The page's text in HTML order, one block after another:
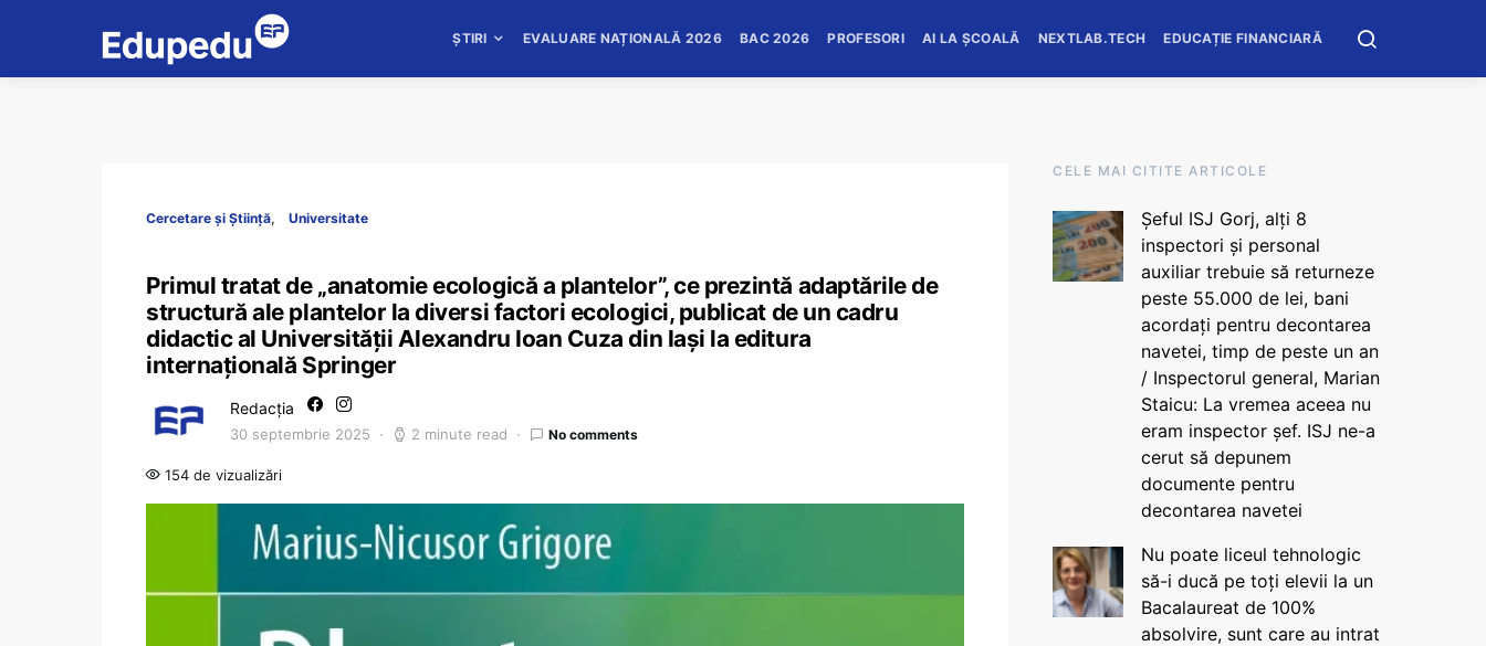
ȘTIRI EVALUARE NAȚIONALĂ 2026 BAC 2026 PROFESORI AI LA ȘCOALĂ NEXTLAB.TECH EDUCAȚIE FINANCIARĂ
Cercetare și Știință Universitate
Primul tratat de „anatomie ecologică a plantelor”, ce prezintă adaptările de
structură ale plantelor la diversi factori ecologici, publicat de un cadru
didactic al Universității Alexandru Ioan Cuza din Iași la editura
internațională Springer
Redacția
30 septembrie 2025 2 minute read No comments
154 de vizualizări
CELE MAI CITITE ARTICOLE
Șeful ISJ Gorj, alți 8
inspectori și personal
auxiliar trebuie să returneze
peste 55.000 de lei, bani
acordați pentru decontarea
navetei, timp de peste un an
/ Inspectorul general, Marian
Staicu: La vremea aceea nu
eram inspector șef. ISJ ne-a
cerut să depunem
documente pentru
decontarea navetei
Nu poate liceul tehnologic
să-i ducă pe toți elevii la un
Bacalaureat de 100%
absolvire, sunt care au intrat